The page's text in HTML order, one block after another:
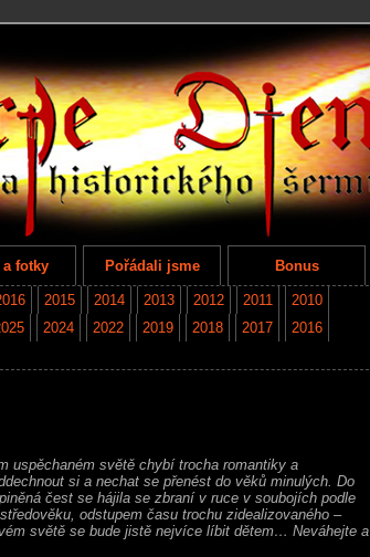
a fotky Pořádali jsme Bonus
2015 2014 2013 2012 2011
2010
2024 2022 2019 2018 2017
2016
uspěchaném světě chybí trocha romantiky a
si a nechat se přenést do věků minulých. Do
čest se hájila se zbraní v ruce v soubojích podle
odstupem času trochu zidealizovaného –
světě se bude jistě nejvíce líbit dětem… Neváhejte a